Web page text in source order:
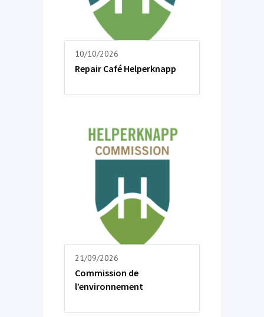
10/10/2026
Repair Café Helperknapp
21/09/2026
Commission de
l’environnement